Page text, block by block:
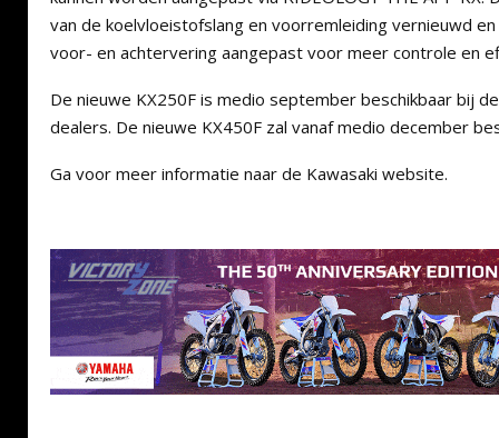
van de koelvloeistofslang en voorremleiding vernieuwd
voor- en achtervering aangepast voor meer controle en
De nieuwe KX250F is medio september beschikbaar bij
dealers. De nieuwe KX450F zal vanaf medio december
Ga voor meer informatie naar de Kawasaki website.